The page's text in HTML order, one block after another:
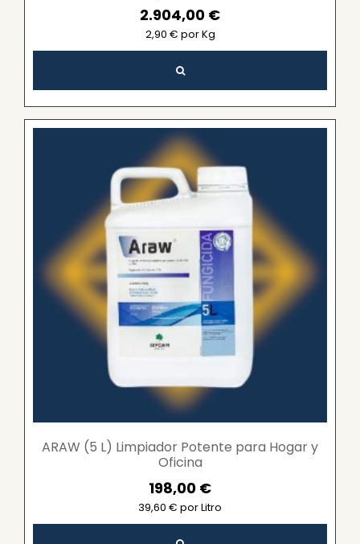
2.904,00 €
2,90 € por Kg
ARAW (5 L) Limpiador Potente para Hogar y
Oficina
198,00 €
39,60 € por Litro